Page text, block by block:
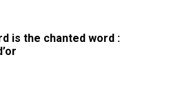
is the chanted word :